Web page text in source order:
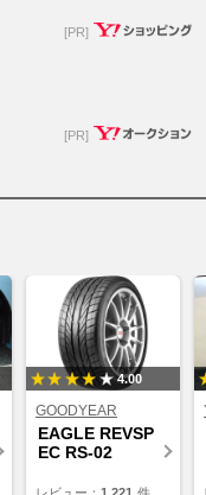
[PR]
[PR]
4.00
GOODYEAR
EAGLE REVSP
EC RS-02